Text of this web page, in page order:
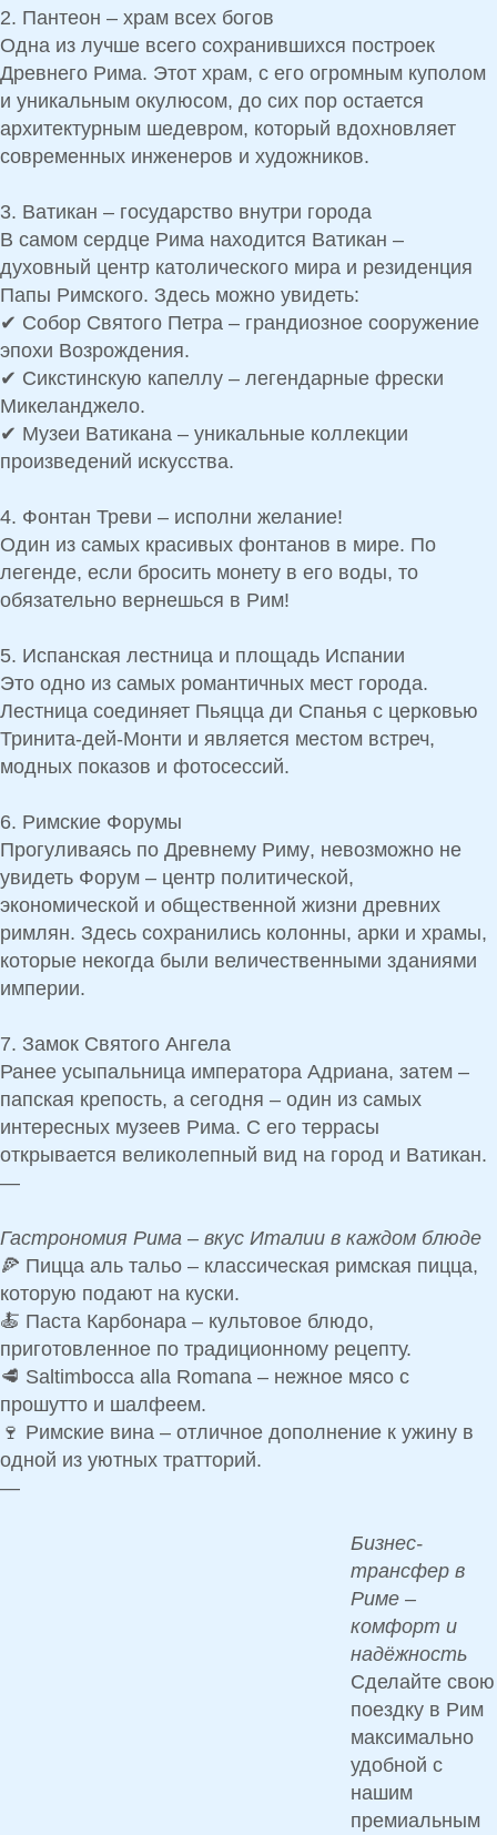
2. Пантеон – храм всех богов
Одна из лучше всего сохранившихся построек
Древнего Рима. Этот храм, с его огромным куполом
и уникальным окулюсом, до сих пор остается
архитектурным шедевром, который вдохновляет
современных инженеров и художников.
3. Ватикан – государство внутри города
В самом сердце Рима находится Ватикан –
духовный центр католического мира и резиденция
Папы Римского. Здесь можно увидеть:
✔ Собор Святого Петра – грандиозное сооружение
эпохи Возрождения.
✔ Сикстинскую капеллу – легендарные фрески
Микеланджело.
✔ Музеи Ватикана – уникальные коллекции
произведений искусства.
4. Фонтан Треви – исполни желание!
Один из самых красивых фонтанов в мире. По
легенде, если бросить монету в его воды, то
обязательно вернешься в Рим!
5. Испанская лестница и площадь Испании
Это одно из самых романтичных мест города.
Лестница соединяет Пьяцца ди Спанья с церковью
Тринита-дей-Монти и является местом встреч,
модных показов и фотосессий.
6. Римские Форумы
Прогуливаясь по Древнему Риму, невозможно не
увидеть Форум – центр политической,
экономической и общественной жизни древних
римлян. Здесь сохранились колонны, арки и храмы,
которые некогда были величественными зданиями
империи.
7. Замок Святого Ангела
Ранее усыпальница императора Адриана, затем –
папская крепость, а сегодня – один из самых
интересных музеев Рима. С его террасы
открывается великолепный вид на город и Ватикан.
—
Гастрономия Рима – вкус Италии в каждом блюде
🍕 Пицца аль тальо – классическая римская пицца,
которую подают на куски.
🍝 Паста Карбонара – культовое блюдо,
приготовленное по традиционному рецепту.
🥩 Saltimbocca alla Romana – нежное мясо с
прошутто и шалфеем.
🍷 Римские вина – отличное дополнение к ужину в
одной из уютных тратторий.
—
Бизнес-
трансфер в
Риме –
комфорт и
надёжность
Сделайте свою
поездку в Рим
максимально
удобной с
нашим
премиальным